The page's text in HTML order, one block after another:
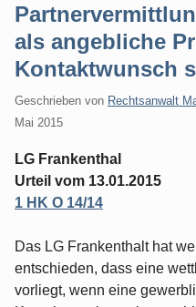
als angebliche
Kontaktwunsch
Geschrieben von Rechtsanwalt
Mai 2015
LG Frankenthal
Urteil vom 13.01.2015
1 HK O 14/14
Das LG Frankenthalt hat
entschieden, dass eine
vorliegt, wenn eine